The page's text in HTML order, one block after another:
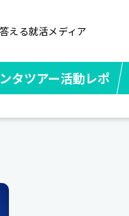
える就活メディア
タツアー活動レポ